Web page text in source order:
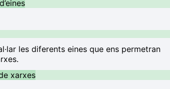
les diferents eines que ens permetran
xarxes